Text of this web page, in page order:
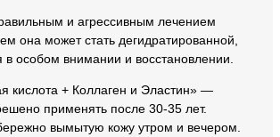
и агрессивным лечением
она может стать дегидратированной,
особом внимании и восстановлении.
кислота + Коллаген и Эластин» —
применять после 30-35 лет.
вымытую кожу утром и вечером.